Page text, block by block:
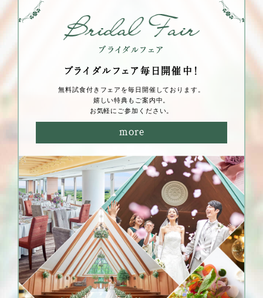
ブライダルフェア毎⽇開催中！
無料試⾷付きフェアを毎⽇開催しております。
嬉しい特典もご案内中。
お気軽にご参加ください。
more